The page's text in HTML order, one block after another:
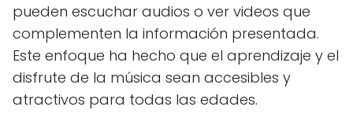
pueden escuchar audios o ver videos que
complementen la información presentada.
Este enfoque ha hecho que el aprendizaje y el
disfrute de la música sean accesibles y
atractivos para todas las edades.